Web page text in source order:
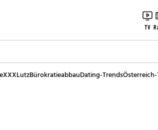
TV
XXXLutzBürokratieabbauDating-Trends